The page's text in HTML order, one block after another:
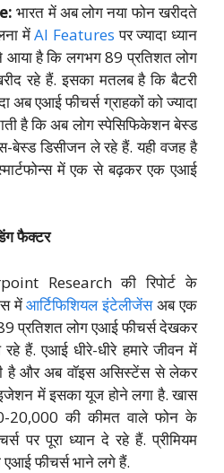
भारत में अब लोग नया फोन खरीदते
मेंAI Features पर ज्यादा ध्यान
आया है कि लगभग 89 प्रतिशत लोग
रहे हैं. इसका मतलब है कि बैटरी
अब एआई फीचर्स ग्राहकों को ज्यादा
है कि अब लोग स्पेसिफिकेशन बेस्ड
बेस्ड डिसीजन ले रहे हैं. यही वजह है
में एक से बढ़कर एक एआई
फैक्टर
Research की रिपोर्ट के
मेंआर्टिफिशियल इंटेलीजेंसअब एक
प्रतिशत लोग एआई फीचर्स देखकर
हैं. एआई धीरे-धीरे हमारे जीवन में
है और अब वॉइस असिस्टेंस से लेकर
में इसका यूज होने लगा है. खास
20,000 की कीमत वाले फोन के
पर पूरा ध्यान दे रहे हैं. प्रीमियम
फीचर्स भाने लगे हैं.